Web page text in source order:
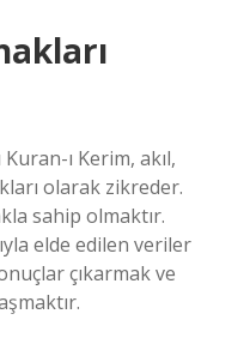
ı Kerim, akıl,
olarak zikreder.
sahip olmaktır.
elde edilen veriler
çıkarmak ve